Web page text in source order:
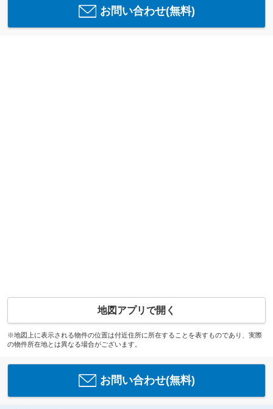
お問い合わせ(無料)
地図アプリで開く
※地図上に表示される物件の位置は付近住所に所在することを表すものであり、実際
の物件所在地とは異なる場合がございます。
お問い合わせ(無料)